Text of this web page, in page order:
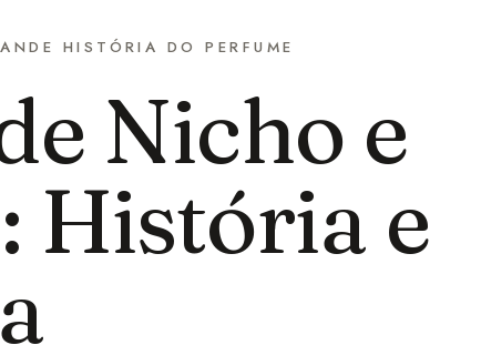
HISTÓRIA DO PERFUME
Nicho e
História e